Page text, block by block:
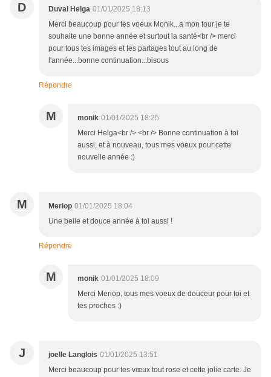
D Duval Helga 01/01/2025 18:13
Merci beaucoup pour tes voeux Monik...a mon tour je te
souhaite une bonne année et surtout la santé<br /> merci
pour tous tes images et tes partages tout au long de
l'année...bonne continuation...bisous
Répondre
M monik 01/01/2025 18:25
Merci Helga<br /> <br /> Bonne continuation à toi
aussi, et à nouveau, tous mes voeux pour cette
nouvelle année :)
M Meriop 01/01/2025 18:04
Une belle et douce année à toi aussi !
Répondre
M monik 01/01/2025 18:09
Merci Meriop, tous mes voeux de douceur pour toi et
tes proches :)
J joelle Langlois 01/01/2025 13:51
Merci beaucoup pour tes vœux tout rose et cette jolie carte. Je